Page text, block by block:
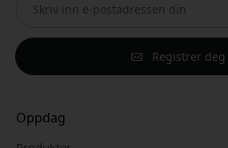
Registrer deg
Oppdag